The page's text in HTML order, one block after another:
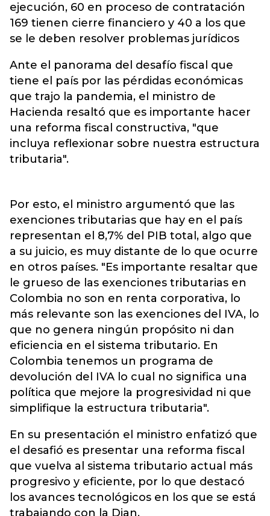
ejecución, 60 en proceso de contratación
169 tienen cierre financiero y 40 a los que
se le deben resolver problemas jurídicos
Ante el panorama del desafío fiscal que
tiene el país por las pérdidas económicas
que trajo la pandemia, el ministro de
Hacienda resaltó que es importante hacer
una reforma fiscal constructiva, "que
incluya reflexionar sobre nuestra estructura
tributaria".
Por esto, el ministro argumentó que las
exenciones tributarias que hay en el país
representan el 8,7% del PIB total, algo que
a su juicio, es muy distante de lo que ocurre
en otros países. "Es importante resaltar que
le grueso de las exenciones tributarias en
Colombia no son en renta corporativa, lo
más relevante son las exenciones del IVA, lo
que no genera ningún propósito ni dan
eficiencia en el sistema tributario. En
Colombia tenemos un programa de
devolución del IVA lo cual no significa una
política que mejore la progresividad ni que
simplifique la estructura tributaria".
En su presentación el ministro enfatizó que
el desafió es presentar una reforma fiscal
que vuelva al sistema tributario actual más
progresivo y eficiente, por lo que destacó
los avances tecnológicos en los que se está
trabajando con la Dian,